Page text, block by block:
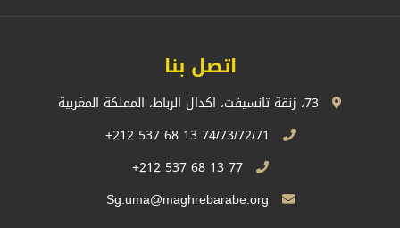
اتصل بنا
77 13 68 537 212+